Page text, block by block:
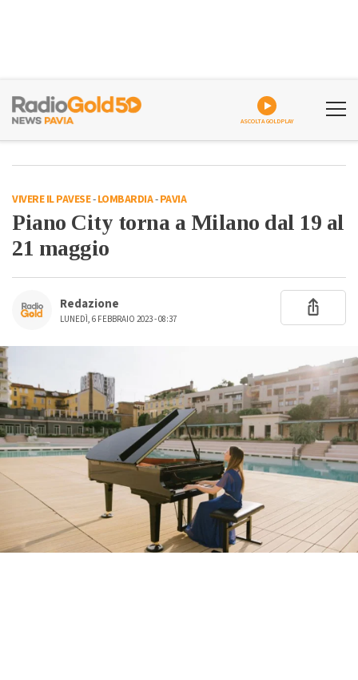
ASCOLTA GOLDPLAY
VIVERE IL PAVESE-LOMBARDIA-PAVIA
Piano City torna a Milano dal 19 al
21 maggio
Redazione
LUNEDÌ, 6 FEBBRAIO 2023 - 08:37